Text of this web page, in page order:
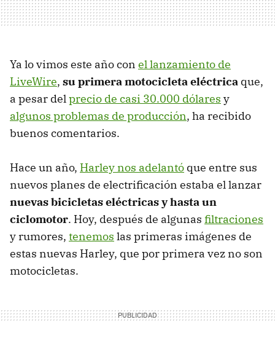
Ya lo vimos este año con el lanzamiento de
LiveWire, su primera motocicleta eléctrica que,
a pesar delprecio de casi 30.000 dólares y
algunos problemas de producción, ha recibido
buenos comentarios.
Hace un año, Harley nos adelantó que entre sus
nuevos planes de electrificación estaba el lanzar
nuevas bicicletas eléctricas y hasta un
ciclomotor. Hoy, después de algunas filtraciones
y rumores, tenemos las primeras imágenes de
estas nuevas Harley, que por primera vez no son
motocicletas.